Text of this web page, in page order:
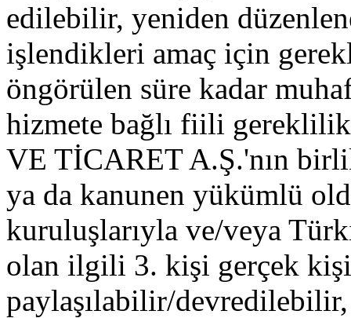
edilebilir, yeniden
işlendikleri amaç için
öngörülen süre kadar
hizmete bağlı fiili
VE TİCARET A.Ş.'nın
ya da kanunen yükümlü
kuruluşlarıyla ve/veya
olan ilgili 3. kişi gerçek
paylaşılabilir/